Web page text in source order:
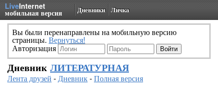
LiveInternet
мобильная версия Дневники Личка
Вы были перенаправлены на мобильную версию
страницы. Вернуться!
Авторизация
Дневник ЛИТЕРАТУРНАЯ
Лента друзей -Дневник-Полная версия